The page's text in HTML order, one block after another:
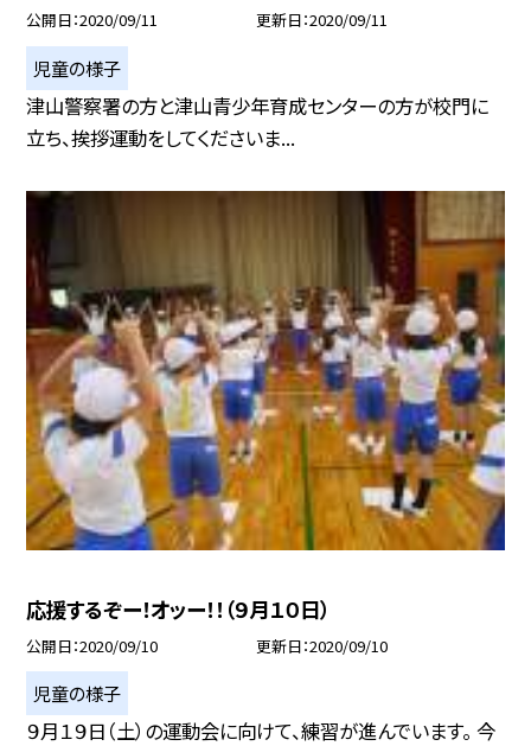
公開日 2020/09/11 更新日 2020/09/11
児童の様子
津山警察署の方と津山青少年育成センターの方が校門に
立ち、挨拶運動をしてくださいま...
応援するぞー！オッー！！（９月１０日）
公開日 2020/09/10 更新日 2020/09/10
児童の様子
９月１９日（土）の運動会に向けて、練習が進んでいます。 今